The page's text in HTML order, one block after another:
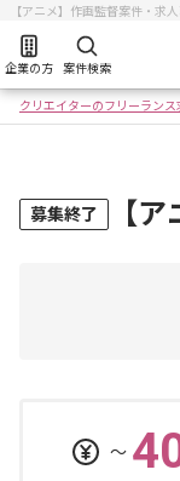
【アニメ】作画監督案件・求
企業の方 案件検索
クリエイターのフリーランス
募集終了 【
〜